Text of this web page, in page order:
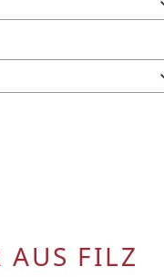
AUS FILZ